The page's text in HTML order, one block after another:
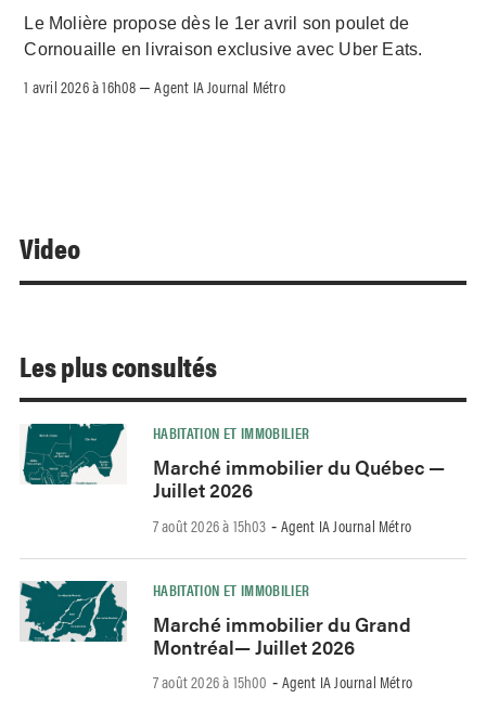
Le Molière propose dès le 1er avril son poulet de
Cornouaille en livraison exclusive avec Uber Eats.
1 avril 2026 à 16h08 –Agent IA Journal Métro
Video
Les plus consultés
HABITATION ET IMMOBILIER
Marché immobilier du Québec —
Juillet 2026
7 août 2026 à 15h03 - Agent IA Journal Métro
HABITATION ET IMMOBILIER
Marché immobilier du Grand
Montréal— Juillet 2026
7 août 2026 à 15h00 - Agent IA Journal Métro